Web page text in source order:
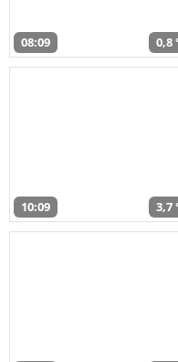
08:09 0,8
10:09 3,7